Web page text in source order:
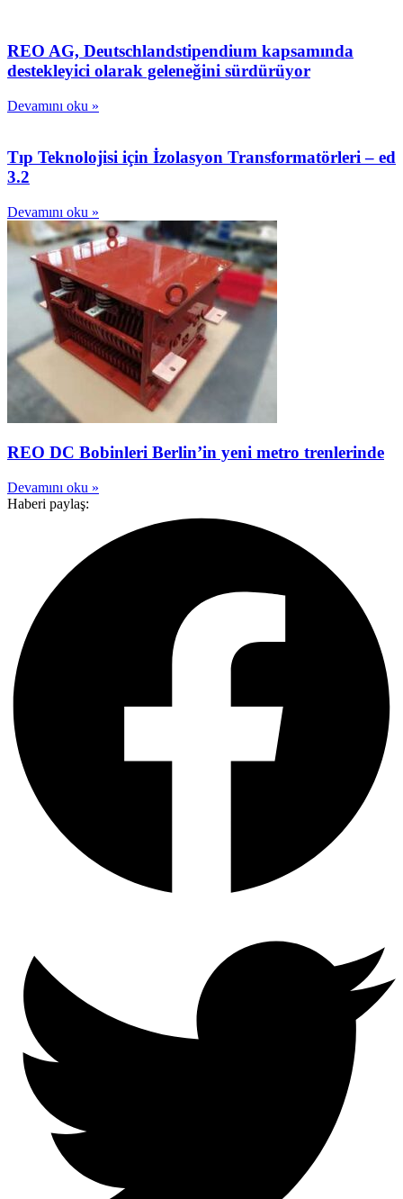
REO AG, Deutschlandstipendium kapsamında
destekleyici olarak geleneğini sürdürüyor
Devamını oku »
Tıp Teknolojisi için İzolasyon Transformatörleri – ed
3.2
Devamını oku »
REO DC Bobinleri Berlin’in yeni metro trenlerinde
Devamını oku »
Haberi paylaş: